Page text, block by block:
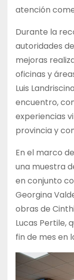
atención
Durante la
autoridades
mejoras
oficinas y
Luis
encuentro,
experiencias
provincia y
En el marco
una muestra
en conjunto
Georgina
obras de
Lucas Pertile,
fin de mes en